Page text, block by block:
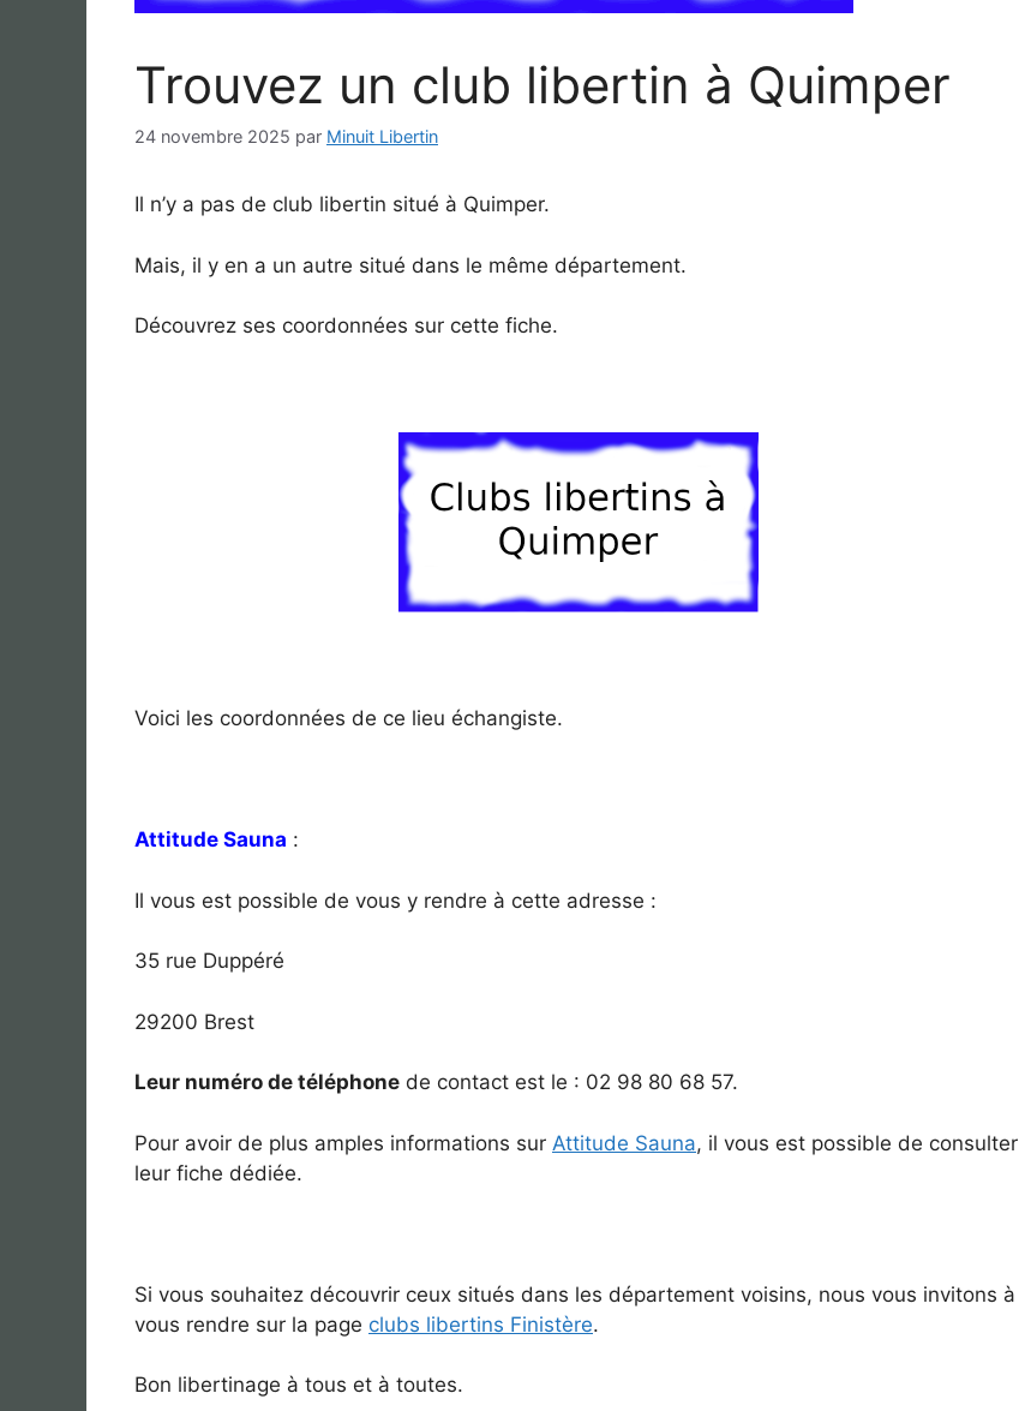
Trouvez un club libertin à Quimper
24 novembre 2025 par Minuit Libertin
Il n’y a pas de club libertin situé à Quimper.
Mais, il y en a un autre situé dans le même département.
Découvrez ses coordonnées sur cette fiche.
Voici les coordonnées de ce lieu échangiste.
Attitude Sauna :
Il vous est possible de vous y rendre à cette adresse :
35 rue Duppéré
29200 Brest
Leur numéro de téléphone de contact est le : 02 98 80 68 57.
Pour avoir de plus amples informations sur Attitude Sauna, il vous est possible de consulter
leur fiche dédiée.
Si vous souhaitez découvrir ceux situés dans les département voisins, nous vous invitons à
vous rendre sur la page clubs libertins Finistère.
Bon libertinage à tous et à toutes.